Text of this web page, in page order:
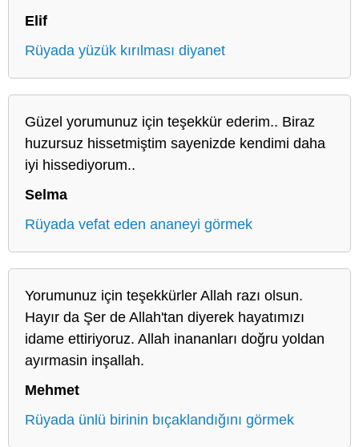
Elif
Rüyada yüzük kırılması diyanet
Güzel yorumunuz için teşekkür ederim.. Biraz
huzursuz hissetmiştim sayenizde kendimi daha
iyi hissediyorum..
Selma
Rüyada vefat eden ananeyi görmek
Yorumunuz için teşekkürler Allah razı olsun.
Hayır da Şer de Allah'tan diyerek hayatımızı
idame ettiriyoruz. Allah inananları doğru yoldan
ayırmasin inşallah.
Mehmet
Rüyada ünlü birinin bıçaklandığını görmek